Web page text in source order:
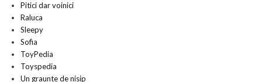
Pitici dar voinici
Raluca
Sleepy
Sofia
ToyPedia
Toyspedia
Un graunte de nisip